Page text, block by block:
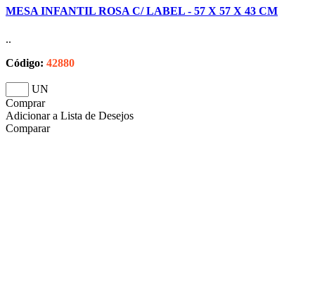
MESA INFANTIL ROSA C/ LABEL - 57 X 57 X 43 CM
..
Código: 42880
UN
Comprar
Adicionar a Lista de Desejos
Comparar